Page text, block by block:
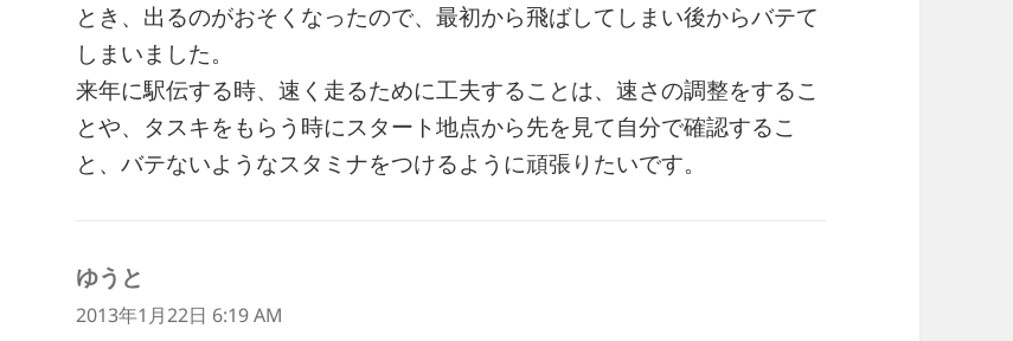
とき、出るのがおそくなったので、最初から飛ばしてしまい後からバテて
しまいました。
来年に駅伝する時、速く走るために工夫することは、速さの調整をするこ
とや、タスキをもらう時にスタート地点から先を見て自分で確認するこ
と、バテないようなスタミナをつけるように頑張りたいです。
ゆうと
り:
2013年1月22日 6:19 AM